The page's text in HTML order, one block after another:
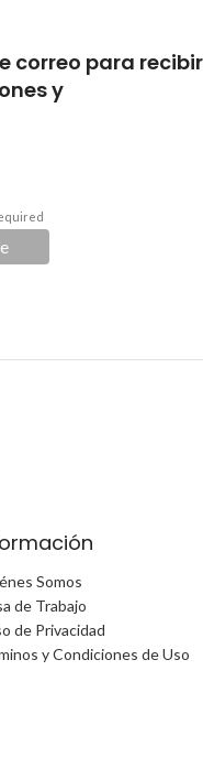
correo para recibir
y
Somos
de Trabajo
de Privacidad
y Condiciones de Uso